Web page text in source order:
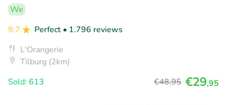
We
9.7
Perfect • 1.796 reviews
L'Orangerie
Tilburg (2km)
Sold: 613
€48,95 €29,95